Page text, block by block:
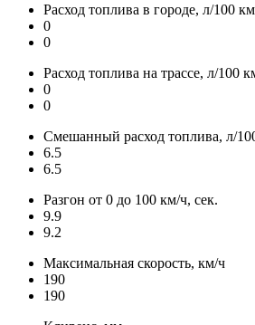
Расход топлива в городе, л/100 км
0
0
Расход топлива на трассе, л/100
0
0
Смешанный расход топлива, л/
6.5
6.5
Разгон от 0 до 100 км/ч, сек.
9.9
9.2
Максимальная скорость, км/ч
190
190